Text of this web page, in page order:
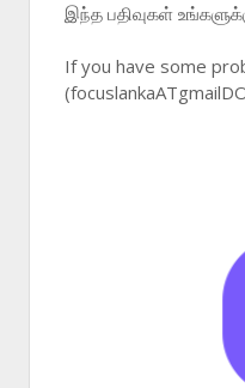
இந்த பதிவுகள்
If you have some